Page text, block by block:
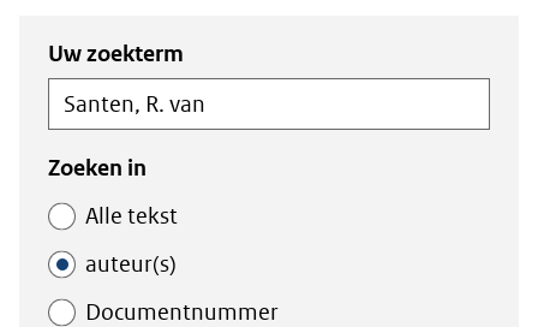
Zoeken
in
de
index
Zoeken
binnen
de
index
Uw zoekterm
Zoeken in
Alle tekst
auteur(s)
Documentnummer